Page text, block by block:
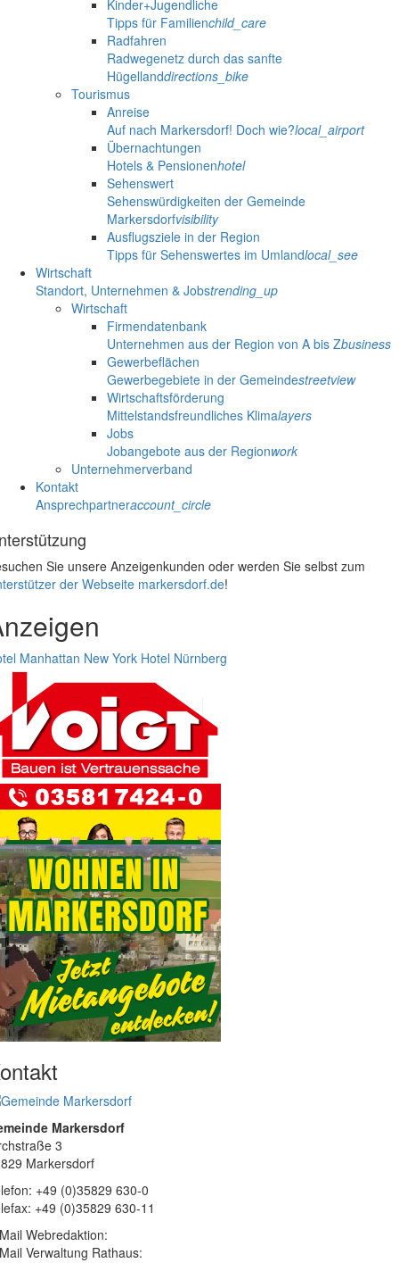
Kinder+Jugendliche
Tipps für Familienchild_care
Radfahren
Radwegenetz durch das sanfte
Hügellanddirections_bike
Tourismus
Anreise
Auf nach Markersdorf! Doch wie?local_airport
Übernachtungen
Hotels & Pensionenhotel
Sehenswert
Sehenswürdigkeiten der Gemeinde
Markersdorfvisibility
Ausflugsziele in der Region
Tipps für Sehenswertes im Umlandlocal_see
Wirtschaft
Standort, Unternehmen & Jobstrending_up
Wirtschaft
Firmendatenbank
Unternehmen aus der Region von A bis Zbusiness
Gewerbeflächen
Gewerbegebiete in der Gemeindestreetview
Wirtschaftsförderung
Mittelstandsfreundliches Klimalayers
Jobs
Jobangebote aus der Regionwork
Unternehmerverband
Kontakt
Ansprechpartneraccount_circle
Sie unsere Anzeigenkunden oder werden Sie selbst zum
der Webseite markersdorf.de!
Manhattan New York Hotel Nürnberg
Markersdorf
3
Markersdorf
+49 (0)35829 630-0
+49 (0)35829 630-11
Webredaktion:
Verwaltung Rathaus: